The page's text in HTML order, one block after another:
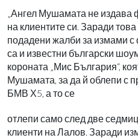
„Ангел Мушамата не издава
на клиентите си. Заради
подадени жалби за измами
са и известни български
короната „Мис България“,
Мушамата, за да й облепи с
БМВ Х5, а то се
отлепи само след две
клиенти на Лалов. Заради